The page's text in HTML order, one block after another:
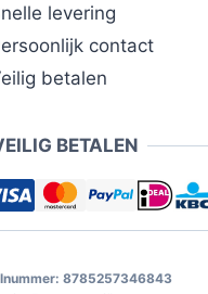
levering
contact
betalen
BETALEN
8785257346843